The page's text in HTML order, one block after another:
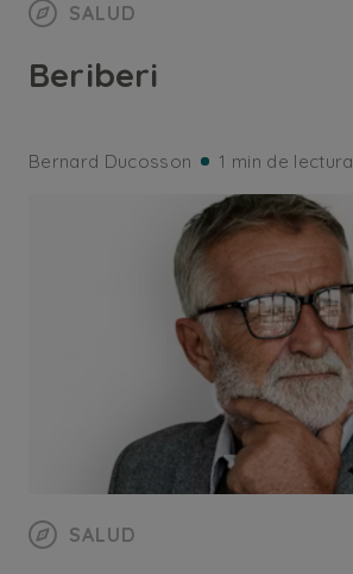
SALUD
Beriberi
Bernard Ducosson 1 min de lectura
SALUD